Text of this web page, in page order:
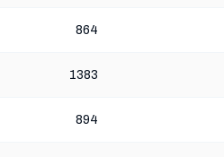
864
1383
894